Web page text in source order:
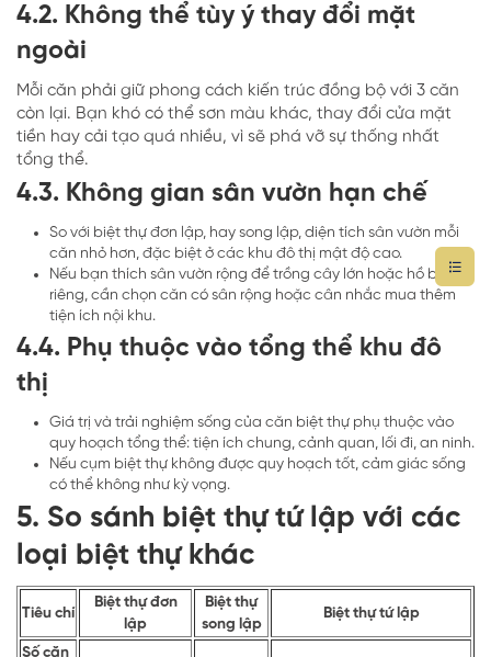
4.2. Không thể tùy ý thay đổi mặt
ngoài
Mỗi căn phải giữ phong cách kiến trúc đồng bộ với 3 căn
còn lại. Bạn khó có thể sơn màu khác, thay đổi cửa mặt
tiền hay cải tạo quá nhiều, vì sẽ phá vỡ sự thống nhất
tổng thể.
4.3. Không gian sân vườn hạn chế
So với biệt thự đơn lập, hay song lập, diện tích sân vườn mỗi
căn nhỏ hơn, đặc biệt ở các khu đô thị mật độ cao.
Nếu bạn thích sân vườn rộng để trồng cây lớn hoặc hồ bơi
riêng, cần chọn căn có sân rộng hoặc cân nhắc mua thêm
tiện ích nội khu.
4.4. Phụ thuộc vào tổng thể khu đô
thị
Giá trị và trải nghiệm sống của căn biệt thự phụ thuộc vào
quy hoạch tổng thể: tiện ích chung, cảnh quan, lối đi, an ninh.
Nếu cụm biệt thự không được quy hoạch tốt, cảm giác sống
có thể không như kỳ vọng.
5. So sánh biệt thự tứ lập với các
loại biệt thự khác
Tiêu chí
Biệt thự đơn
lập
Biệt thự
song lập
Biệt thự tứ lập
Số căn